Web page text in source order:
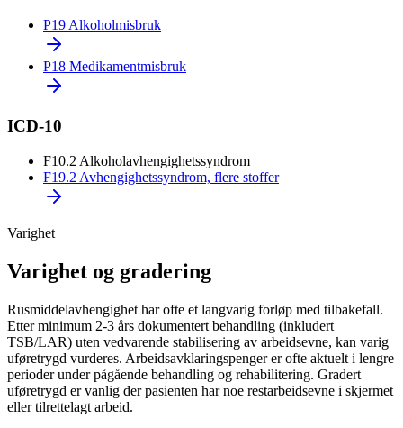
P19 Alkoholmisbruk
P18 Medikamentmisbruk
ICD-10
F10.2 Alkoholavhengighetssyndrom
F19.2 Avhengighetssyndrom, flere stoffer
Varighet
Varighet og gradering
Rusmiddelavhengighet har ofte et langvarig forløp med tilbakefall.
Etter minimum 2-3 års dokumentert behandling (inkludert
TSB/LAR) uten vedvarende stabilisering av arbeidsevne, kan varig
uføretrygd vurderes. Arbeidsavklaringspenger er ofte aktuelt i lengre
perioder under pågående behandling og rehabilitering. Gradert
uføretrygd er vanlig der pasienten har noe restarbeidsevne i skjermet
eller tilrettelagt arbeid.